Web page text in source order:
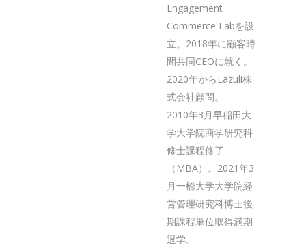
Engagement
Commerce Labを設
立。2018年に顧客時
間共同CEOに就く。
2020年からLazuli株
式会社顧問。
2010年3月早稲田大
学大学院商学研究科
修士課程修了
（MBA）。2021年3
月一橋大学大学院経
営管理研究科博士後
期課程単位取得満期
退学。